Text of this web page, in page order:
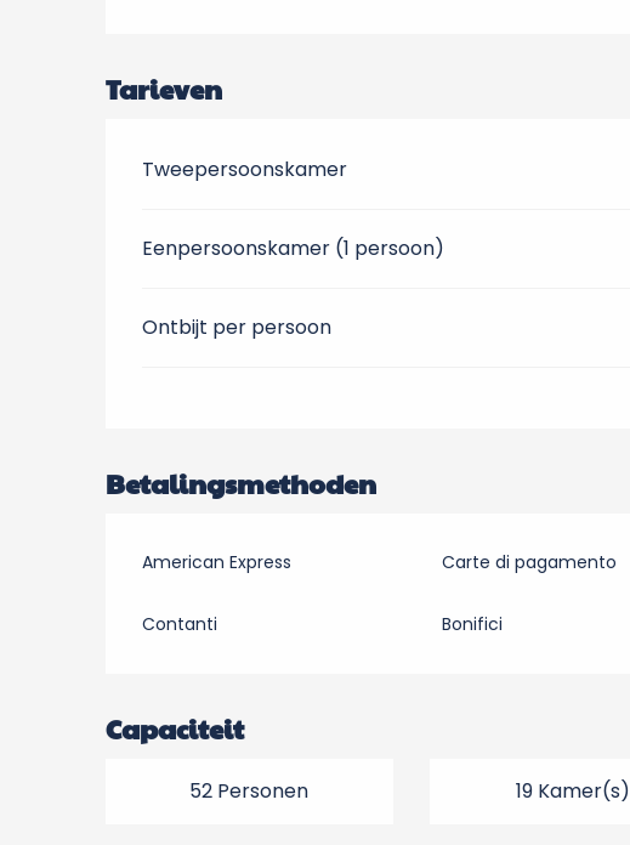
Tarieven
Tweepersoonskamer
Eenpersoonskamer (1 persoon)
Ontbijt per persoon
Betalingsmethoden
American Express Carte di pagamento
Contanti Bonifici
Capaciteit
52 Personen 19 Kamer(s)